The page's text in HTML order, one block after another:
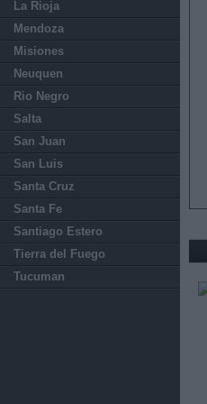
La Rioja
Mendoza
Misiones
Neuquen
Rio Negro
Salta
San Juan
San Luis
Santa Cruz
Santa Fe
Santiago Estero
Tierra del Fuego
Tucuman